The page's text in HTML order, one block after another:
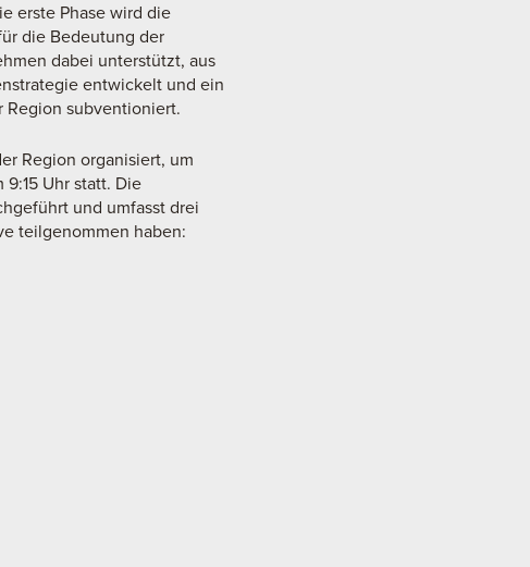
erste Phase wird die
die Bedeutung der
dabei unterstützt, aus
entwickelt und ein
Region subventioniert.
Region organisiert, um
Uhr statt. Die
und umfasst drei
teilgenommen haben: